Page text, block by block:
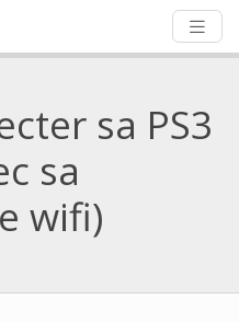
sa PS3
sa
wifi)